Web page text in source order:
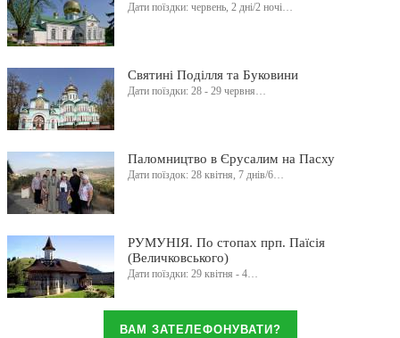
Дати поїздки: червень, 2 дні/2 ночі…
Святині Поділля та Буковини
Дати поїздки: 28 - 29 червня…
Паломництво в Єрусалим на Пасху
Дати поїздок: 28 квітня, 7 днів/6…
РУМУНІЯ. По стопах прп. Паїсія
(Величковського)
Дати поїздки: 29 квітня - 4…
ВАМ ЗАТЕЛЕФОНУВАТИ?